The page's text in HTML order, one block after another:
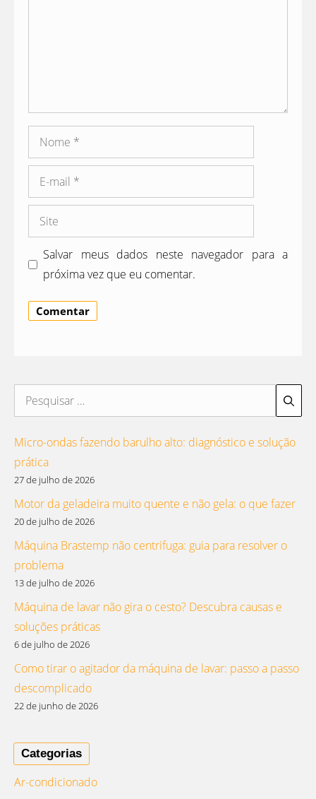
Nome
mail
Site
Salvar meus dados neste navegador para a
próxima vez que eu comentar.
Pesquisar
por:
Micro-ondas fazendo barulho alto: diagnóstico e solução
prática
27 de julho de 2026
Motor da geladeira muito quente e não gela: o que fazer
20 de julho de 2026
Máquina Brastemp não centrifuga: guia para resolver o
problema
13 de julho de 2026
Máquina de lavar não gira o cesto? Descubra causas e
soluções práticas
6 de julho de 2026
Como tirar o agitador da máquina de lavar: passo a passo
descomplicado
22 de junho de 2026
Categorias
Ar-condicionado